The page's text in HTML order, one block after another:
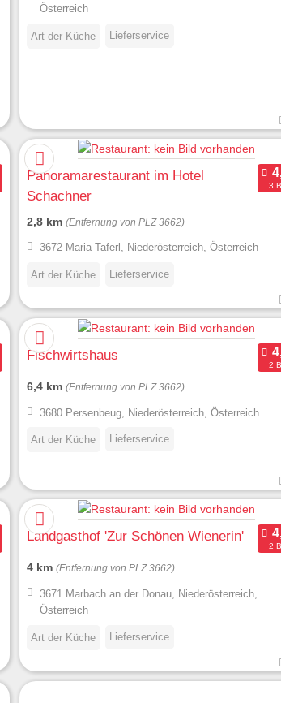
Österreich
Art der Küche Lieferservice
Panoramarestaurant im Hotel
Schachner
3
2,8 km (Entfernung von PLZ 3662)
3672 Maria Taferl, Niederösterreich, Österreich
Art der Küche Lieferservice
Fischwirtshaus
2
6,4 km (Entfernung von PLZ 3662)
3680 Persenbeug, Niederösterreich, Österreich
Art der Küche Lieferservice
Landgasthof 'Zur Schönen Wienerin'
2
4 km (Entfernung von PLZ 3662)
3671 Marbach an der Donau, Niederösterreich,
Österreich
Art der Küche Lieferservice